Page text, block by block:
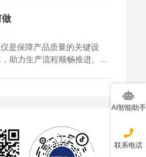
做
是保障产品质量的关键设
助力生产流程顺畅推进。然
AI智能助手
联系电话